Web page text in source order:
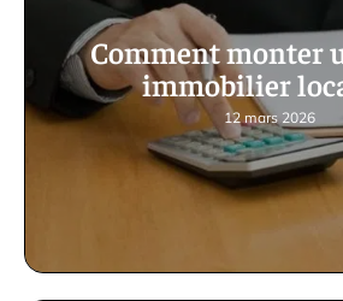
Comment monter
immobilier
12 mars 2026